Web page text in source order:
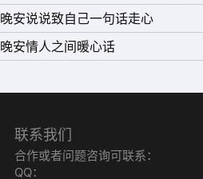
晚安说说致自己一句话走心
晚安情人之间暖心话
联系我们
合作或者问题咨询可联系：
QQ：